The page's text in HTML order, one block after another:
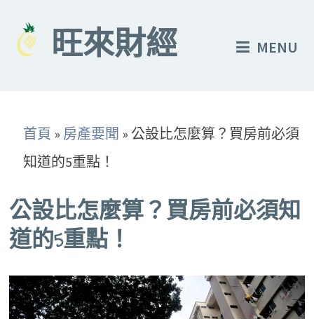
content
旺來財經 MENU
首頁 » 房產要聞 » 公設比怎麼算？買房前必須
知道的5重點！
公設比怎麼算？買房前必須知
道的5重點！